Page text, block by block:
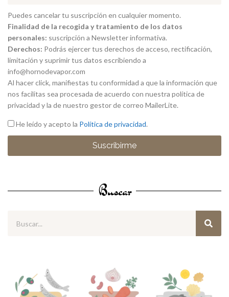
Puedes cancelar tu suscripción en cualquier momento.
Finalidad de la recogida y tratamiento de los datos
personales: suscripción a Newsletter informativa.
Derechos: Podrás ejercer tus derechos de acceso, rectificación,
limitación y suprimir tus datos escribiendo a
info@hornodevapor.com
Al hacer click, manifiestas tu conformidad a que la información que
nos facilitas sea procesada de acuerdo con nuestra política de
privacidad y la de nuestro gestor de correo MailerLite.
He leído y acepto la Política de privacidad.
Suscribirme
Buscar